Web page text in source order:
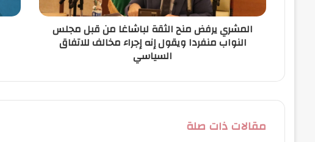
و
المشري يرفض منح الثقة لباشاغا من قبل مجلس
النواب منفردا ويقول إنه إجراء مخالف للاتفاق
السياسي
مقالات ذات صلة